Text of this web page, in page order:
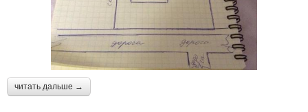
читать дальше →